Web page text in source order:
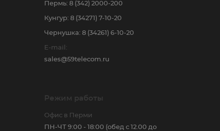
Пермь: 8 (342) 2000-200
Кунгур: 8 (34271) 7-10-20
Чернушка: 8 (34261) 6-10-20
E-mail:
sales@59telecom.ru
Режим работы
Офис в Перми
ПН-ЧТ 9:00 - 18:00 (обед с 12.00 до